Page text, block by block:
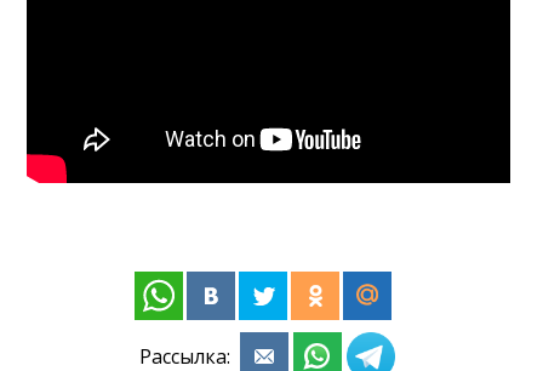
Рассылка: